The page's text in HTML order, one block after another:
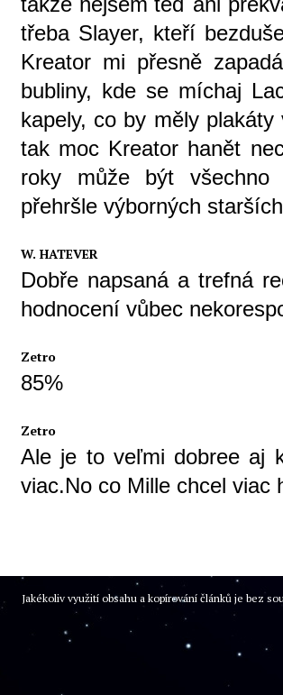
třeba Slayer, kteří
Kreator mi přesně
bubliny, kde se míchaj
kapely, co by měly
tak moc Kreator hanět
roky může být všechno
přehršle výborných
W. HATEVER
Dobře napsaná a trefná
hodnocení vůbec
Zetro
85%
Zetro
Ale je to veľmi dobree aj
viac.No co Mille chcel viac
Jakékoliv využití obsahu a kopírování článků je bez